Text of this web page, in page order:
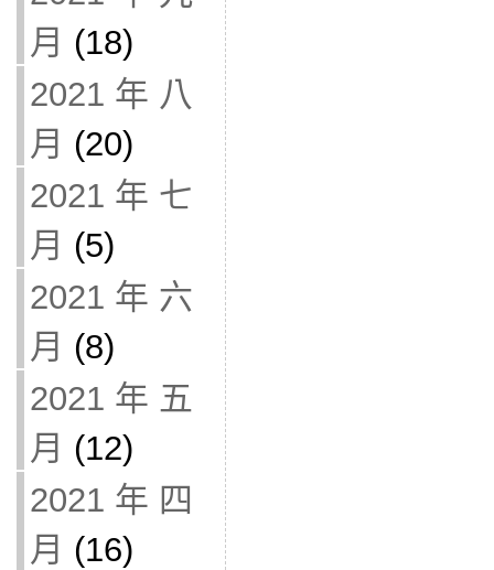
月 (18)
2021 年 八
月 (20)
2021 年 七
月 (5)
2021 年 六
月 (8)
2021 年 五
月 (12)
2021 年 四
月 (16)